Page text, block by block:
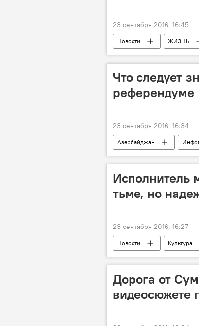
23 сентября 2016, 16:45
Новости ЖИЗНЬ
День смерти
Что следует
референдуме
23 сентября 2016, 16:34
Азербайджан
Референдум 26 сентября
Исполнитель
тьме, но
23 сентября 2016, 16:27
Новости Культура
Муслим Муслимзаде
Дорога от
видеосюжете